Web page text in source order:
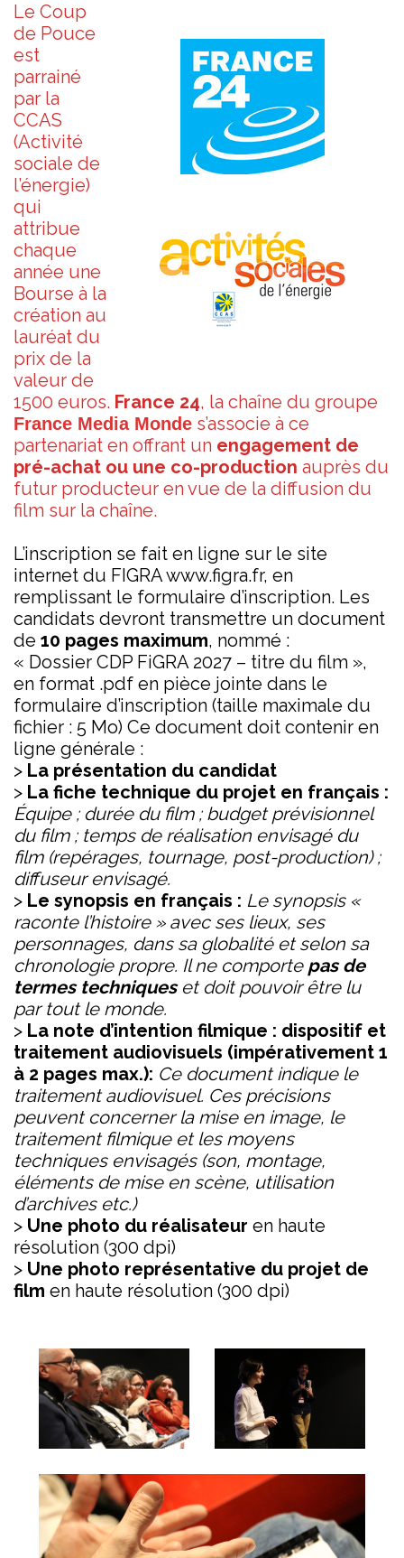
Le Coup
de Pouce
est
parrainé
par la
CCAS
(Activité
sociale de
l’énergie)
qui
attribue
chaque
année une
Bourse à la
création au
lauréat du
prix de la
valeur de
1500 euros. France 24, la chaîne du groupe
France Media Monde s’associe à ce
partenariat en offrant un engagement de
pré-achat ou une co-production auprès du
futur producteur en vue de la diffusion du
film sur la chaîne.
L’inscription se fait en ligne sur le site
internet du FIGRA www.figra.fr, en
remplissant le formulaire d’inscription. Les
candidats devront transmettre un document
de 10 pages maximum, nommé :
« Dossier CDP FiGRA 2027 – titre du film »,
en format .pdf en pièce jointe dans le
formulaire d’inscription (taille maximale du
fichier : 5 Mo) Ce document doit contenir en
ligne générale :
> La présentation du candidat
> La fiche technique du projet en français :
Équipe ; durée du film ; budget prévisionnel
du film ; temps de réalisation envisagé du
film (repérages, tournage, post-production) ;
diffuseur envisagé.
> Le synopsis en français : Le synopsis «
raconte l’histoire » avec ses lieux, ses
personnages, dans sa globalité et selon sa
chronologie propre. Il ne comporte pas de
termes techniqueset doit pouvoir être lu
par tout le monde.
> La note d’intention filmique : dispositif et
traitement audiovisuels (impérativement 1
à 2 pages max.): Ce document indique le
traitement audiovisuel. Ces précisions
peuvent concerner la mise en image, le
traitement filmique et les moyens
techniques envisagés (son, montage,
éléments de mise en scène, utilisation
d’archives etc.)
> Une photo du réalisateur en haute
résolution (300 dpi)
> Une photo représentative du projet de
film en haute résolution (300 dpi)